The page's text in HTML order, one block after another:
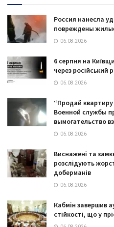
Россия нанесла
повреждены
06.08.2026
6 серпня на
через російський
06.08.2026
“Продай
Военной службы
вымогательство
06.08.2026
Виснажені та
розслідують
доберманів
06.08.2026
Кабмін завершив
стійкості, що у